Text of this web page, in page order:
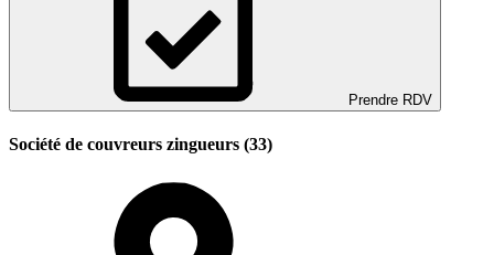
Prendre RDV
Société de couvreurs zingueurs (33)